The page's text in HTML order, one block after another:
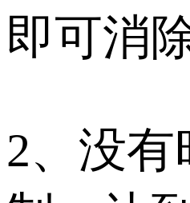
即可消
2、没有